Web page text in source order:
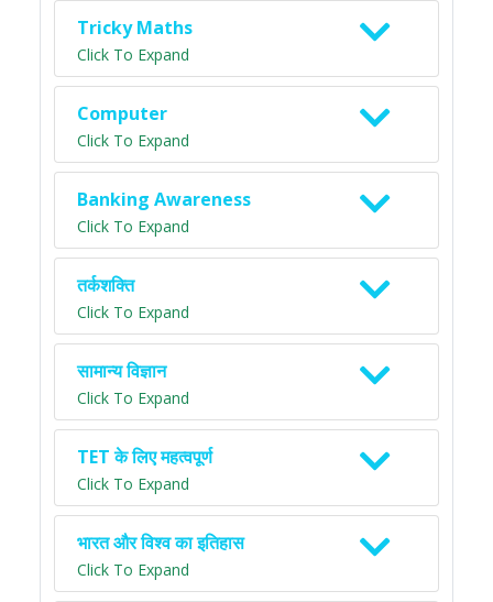
Tricky Maths
Click To Expand
Computer
Click To Expand
Banking Awareness
Click To Expand
तर्कशक्ति
Click To Expand
सामान्य विज्ञान
Click To Expand
TET के लिए महत्वपूर्ण
Click To Expand
भारत और विश्व का इतिहास
Click To Expand